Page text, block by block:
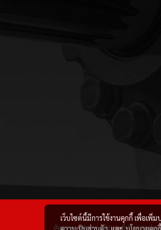
ข้อความ รูปภาพ รูปแบบ ที่ปรากฏอยู่บ
เว็บไซต์นี้มีการใช้งานคุกกี้ เพื่อเพิ่